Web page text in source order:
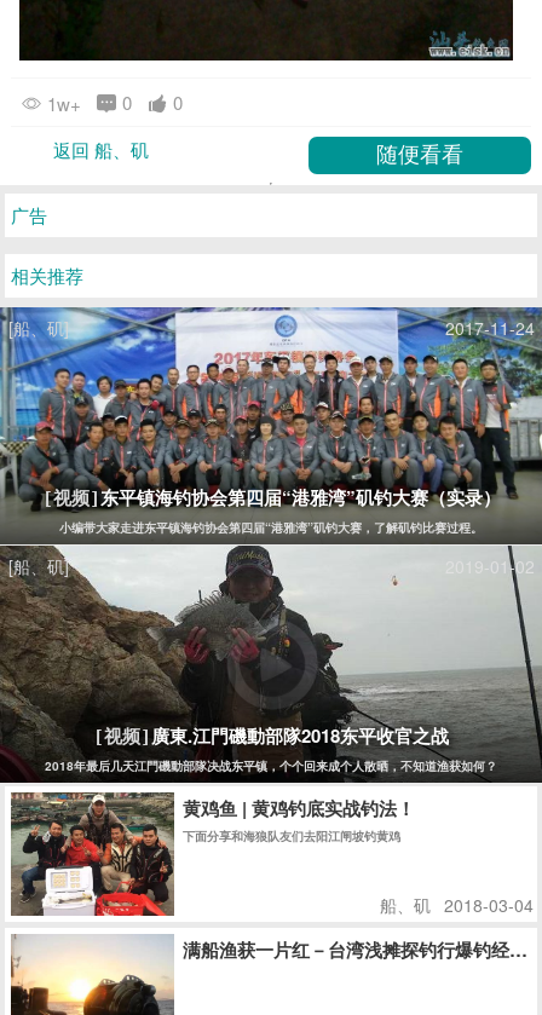
1w+ 0
0
返回 船、矶
广告
相关推荐
[船、矶] 2017-11-24
[视频]东平镇海钓协会第四届“港雅湾”矶钓大赛（实录）
小编带大家走进东平镇海钓协会第四届“港雅湾”矶钓大赛，了解矶钓比赛过程。
[船、矶] 2019-01-02
[视频]廣東.江門磯動部隊2018东平收官之战
2018年最后几天江門磯動部隊决战东平镇，个个回来成个人散晒，不知道渔获如何？
黄鸡鱼 | 黄鸡钓底实战钓法！
下面分享和海狼队友们去阳江闸坡钓黄鸡
船、矶 2018-03-04
满船渔获一片红－台湾浅摊探钓行爆钓经验